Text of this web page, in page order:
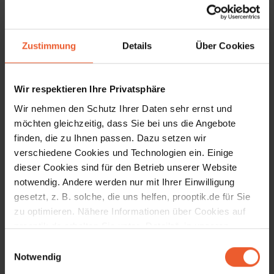
Zustimmung Details Über Cookies
Wir respektieren Ihre Privatsphäre
Wir nehmen den Schutz Ihrer Daten sehr ernst und
möchten gleichzeitig, dass Sie bei uns die Angebote
finden, die zu Ihnen passen. Dazu setzen wir
verschiedene Cookies und Technologien ein. Einige
dieser Cookies sind für den Betrieb unserer Website
notwendig. Andere werden nur mit Ihrer Einwilligung
gesetzt, z. B. solche, die uns helfen, prooptik.de für Sie
zu optimieren. Nähere Informationen über Cookies auf
prooptik.de erhalten Sie unter „Details“, in unseren
Notwendig
Geburtstag
Hiermit akzeptiere ich die Datenschutzhinweise .
Anmelden